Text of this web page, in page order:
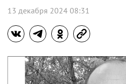
13 декабря 2024 08:31